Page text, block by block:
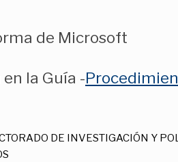
de Microsoft
la Guía -
DE INVESTIGACIÓN Y